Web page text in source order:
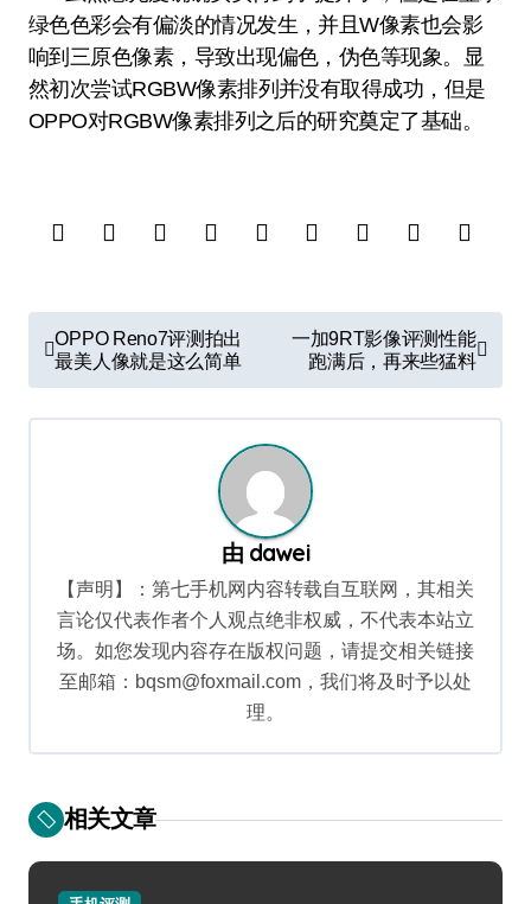
绿色色彩会有偏淡的情况发生，并且W像素也会影
响到三原色像素，导致出现偏色，伪色等现象。显
然初次尝试RGBW像素排列并没有取得成功，但是
OPPO对RGBW像素排列之后的研究奠定了基础。
文
章
导
OPPO Reno7评测拍出
最美人像就是这么简单
一加9RT影像评测性能
跑满后，再来些猛料
由 dawei
【声明】：第七手机网内容转载自互联网，其相关
言论仅代表作者个人观点绝非权威，不代表本站立
场。如您发现内容存在版权问题，请提交相关链接
至邮箱：bqsm@foxmail.com，我们将及时予以处
理。
相关文章